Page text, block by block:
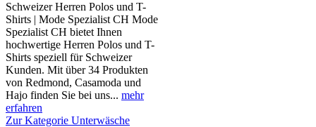
Schweizer Herren Polos und T-
Shirts | Mode Spezialist CH Mode
Spezialist CH bietet Ihnen
hochwertige Herren Polos und T-
Shirts speziell für Schweizer
Kunden. Mit über 34 Produkten
von Redmond, Casamoda und
Hajo finden Sie bei uns... mehr
erfahren
Zur Kategorie Unterwäsche